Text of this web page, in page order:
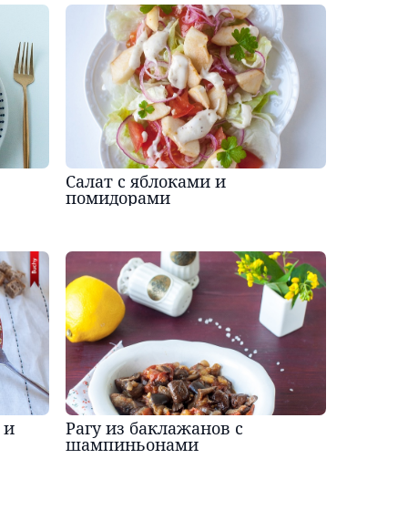
Салат с яблоками и
помидорами
и Рагу из баклажанов с
шампиньонами